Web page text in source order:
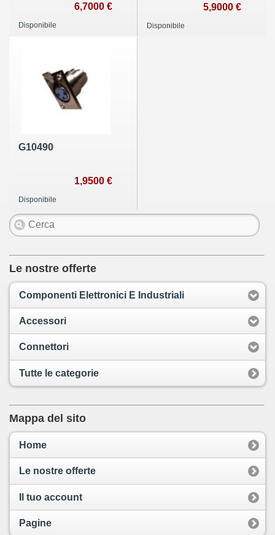
6,7000 €
Disponibile
5,9000 €
Disponibile
G10490
1,9500 €
Disponibile
Le nostre offerte
Componenti Elettronici E Industriali
Accessori
Connettori
Tutte le categorie
Mappa del sito
Home
Le nostre offerte
Il tuo account
Pagine